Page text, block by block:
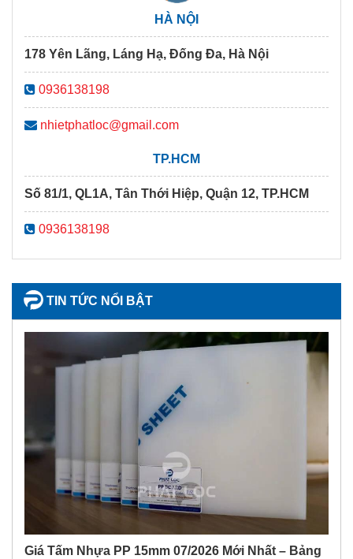
HÀ NỘI
178 Yên Lãng, Láng Hạ, Đống Đa, Hà Nội
0936138198
nhietphatloc@gmail.com
TP.HCM
Số 81/1, QL1A, Tân Thới Hiệp, Quận 12, TP.HCM
0936138198
TIN TỨC NỔI BẬT
Giá Tấm Nhựa PP 15mm 07/2026 Mới Nhất – Bảng